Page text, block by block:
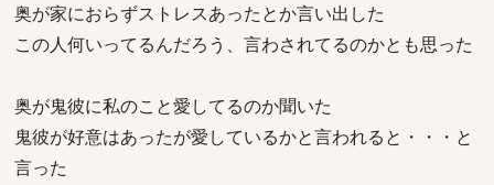
奥が家におらずストレスあったとか言い出した
この人何いってるんだろう、言わされてるのかとも思った
奥が鬼彼に私のこと愛してるのか聞いた
鬼彼が好意はあったが愛しているかと言われると・・・と
言った